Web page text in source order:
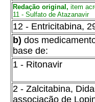
Redação original , item
11 - Sulfato de Atazanavir
12 - Entricitabina,
b) dos
base de:
1 - Ritonavir
2 - Zalcitabina,
associação de